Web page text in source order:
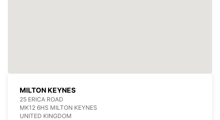
MILTON KEYNES
25 ERICA ROAD
MK12 6HS MILTON KEYNES
UNITED KINGDOM